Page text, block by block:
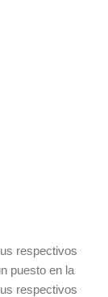
respectivos
puesto en la
respectivos